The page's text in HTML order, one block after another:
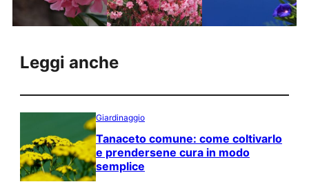
Leggi anche
Giardinaggio
Tanaceto comune: come coltivarlo
e prendersene cura in modo
semplice